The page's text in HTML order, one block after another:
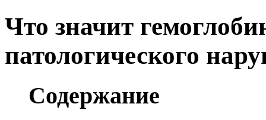
Что значит
патологического
Содержание